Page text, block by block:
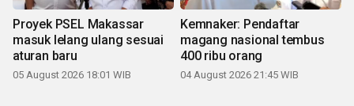
Proyek PSEL Makassar
masuk lelang ulang sesuai
aturan baru
05 August 2026 18:01 WIB
Kemnaker: Pendaftar
magang nasional tembus
400 ribu orang
04 August 2026 21:45 WIB